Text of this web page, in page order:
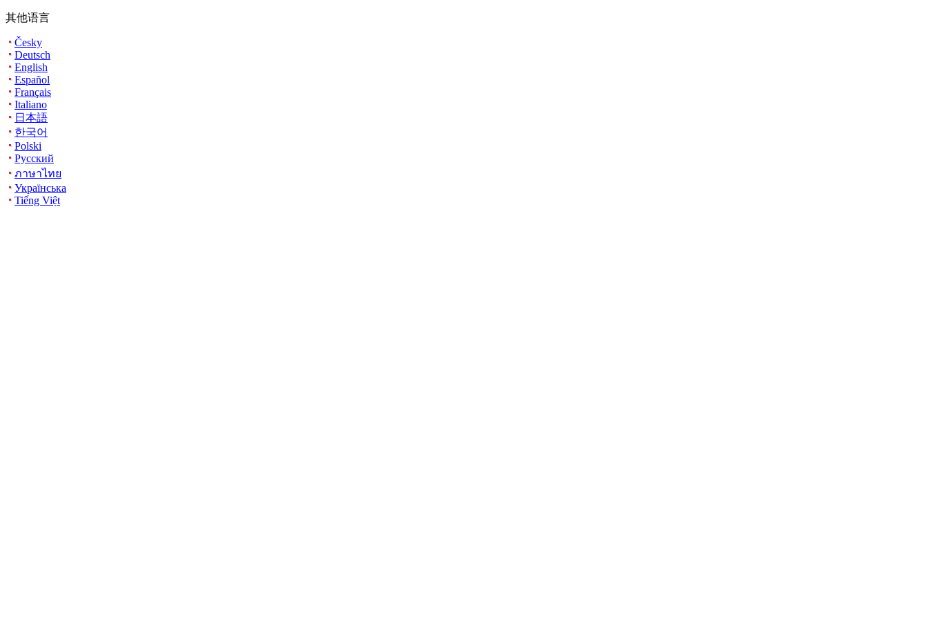
其他语言
Česky
Deutsch
English
Español
Français
Italiano
日本語
한국어
Polski
Русский
ภาษาไทย
Українська
Tiếng Việt